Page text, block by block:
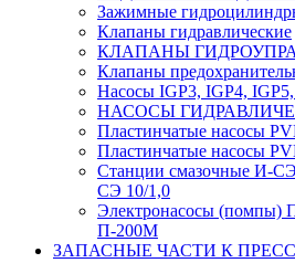
Зажимные
Клапаны гидравлические
КЛАПАНЫ
Клапаны
Насосы IGP3, IGP4,
НАСОСЫ
Пластинчатые насосы
Пластинчатые насосы
Станции смазочные И-
СЭ 10/1,0
Электронасосы
П-200М
ЗАПАСНЫЕ ЧАСТИ К